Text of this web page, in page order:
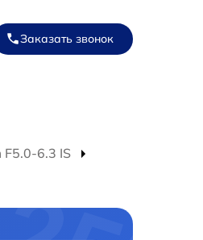
Заказать звонок
F5.0-6.3 IS